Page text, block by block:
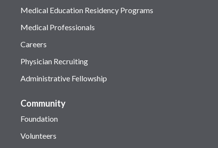
Medical Education Residency Programs
Medical Professionals
Careers
Physician Recruiting
Administrative Fellowship
Community
Foundation
Volunteers